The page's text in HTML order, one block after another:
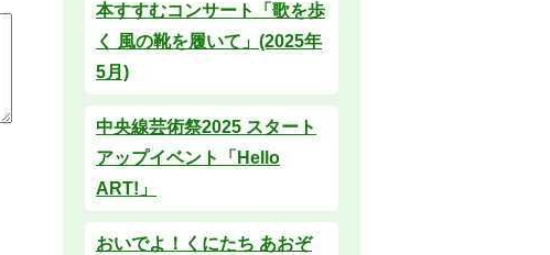
本すすむコンサート「歌を歩
く 風の靴を履いて」(2025年
5月)
中央線芸術祭2025 スタート
アップイベント「Hello
ART!」
おいでよ！くにたち あおぞ